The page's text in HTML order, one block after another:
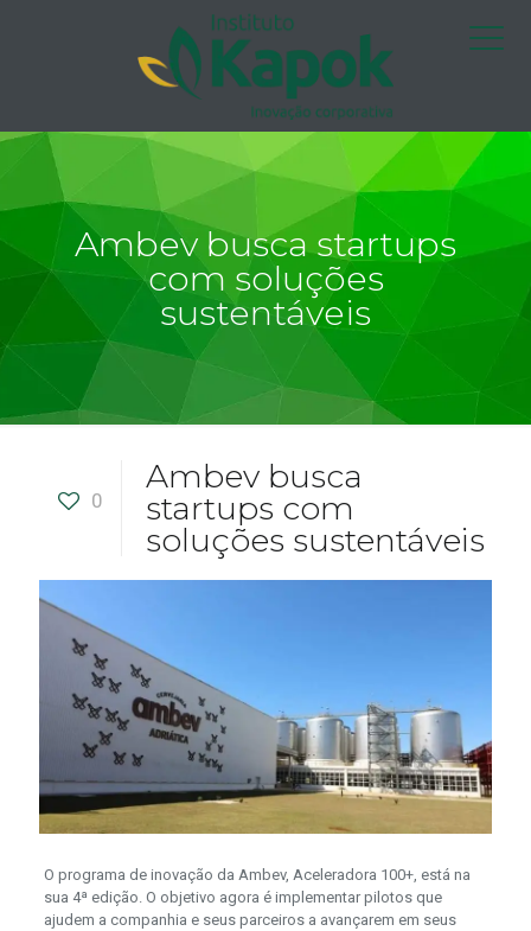
Ambev busca startups
com soluções
sustentáveis
0
Ambev busca
startups com
soluções sustentáveis
O programa de inovação da Ambev, Aceleradora 100+, está na
sua 4ª edição. O objetivo agora é implementar pilotos que
ajudem a companhia e seus parceiros a avançarem em seus